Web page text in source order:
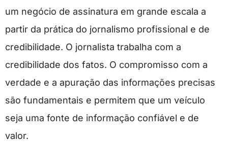
um negócio de assinatura em grande escala a
partir da prática do jornalismo profissional e de
credibilidade. O jornalista trabalha com a
credibilidade dos fatos. O compromisso com a
verdade e a apuração das informações precisas
são fundamentais e permitem que um veículo
seja uma fonte de informação confiável e de
valor.